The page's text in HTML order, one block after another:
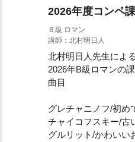
2026年度コンペ
Ｂ級 ロマン
講師：北村明日人
北村明日人先生によ
2026年B級ロマンの
曲目
グレチャニノフ/初
チャイコフスキー/古
グルリット/かわいい